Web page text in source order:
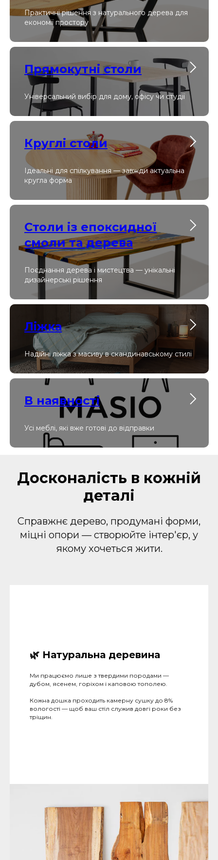
Практичні рішення з натурального дерева для
економії простору
Прямокутні столи
Універсальний вибір для дому, офісу чи студії
Круглі столи
Ідеальні для спілкування — завжди актуальна
кругла форма
Столи із епоксидної
смоли та дерева
Поєднання дерева і мистецтва — унікальні
дизайнерські рішення
Ліжка
Надійні ліжка з масиву в скандинавському стилі
В наявності
Усі меблі, які вже готові до відправки
Досконалість в кожній
деталі
Справжнє дерево, продумані форми,
міцні опори — створюйте інтер'єр, у
якому хочеться жити.
🌿 Натуральна деревина
Ми працюємо лише з твердими породами —
дубом, ясенем, горіхом і каповою тополею.
Кожна дошка проходить камерну сушку до 8%
вологості — щоб ваш стіл служив довгі роки без
тріщин.